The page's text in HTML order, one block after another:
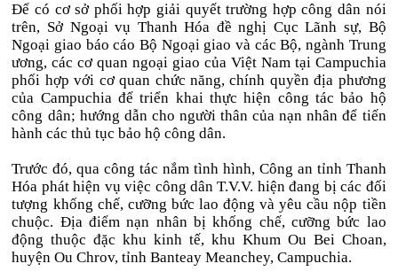
Để có cơ sở phối hợp giải quyết trường hợp công dân nói
trên, Sở Ngoại vụ Thanh Hóa đề nghị Cục Lãnh sự, Bộ
Ngoại giao báo cáo Bộ Ngoại giao và các Bộ, ngành Trung
ương, các cơ quan ngoại giao của Việt Nam tại Campuchia
phối hợp với cơ quan chức năng, chính quyền địa phương
của Campuchia để triển khai thực hiện công tác bảo hộ
công dân; hướng dẫn cho người thân của nạn nhân để tiến
hành các thủ tục bảo hộ công dân.
Trước đó, qua công tác nắm tình hình, Công an tỉnh Thanh
Hóa phát hiện vụ việc công dân T.V.V. hiện đang bị các đối
tượng khống chế, cưỡng bức lao động và yêu cầu nộp tiền
chuộc. Địa điểm nạn nhân bị khống chế, cưỡng bức lao
động thuộc đặc khu kinh tế, khu Khum Ou Bei Choan,
huyện Ou Chrov, tỉnh Banteay Meanchey, Campuchia.